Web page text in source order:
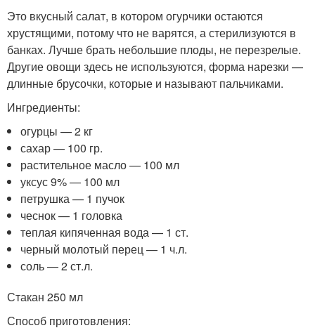
Это вкусный салат, в котором огурчики остаются
хрустящими, потому что не варятся, а стерилизуются в
банках. Лучше брать небольшие плоды, не перезрелые.
Другие овощи здесь не используются, форма нарезки —
длинные брусочки, которые и называют пальчиками.
Ингредиенты:
огурцы — 2 кг
сахар — 100 гр.
растительное масло — 100 мл
уксус 9% — 100 мл
петрушка — 1 пучок
чеснок — 1 головка
теплая кипяченная вода — 1 ст.
черный молотый перец — 1 ч.л.
соль — 2 ст.л.
Стакан 250 мл
Способ приготовления: